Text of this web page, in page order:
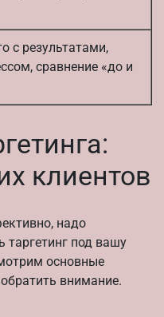
с результатами,
сравнение «до и
клиентов
надо
таргетинг под вашу
основные
внимание.